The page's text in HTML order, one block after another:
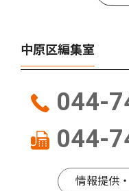
中原区編集室
044-
044-
情報提供